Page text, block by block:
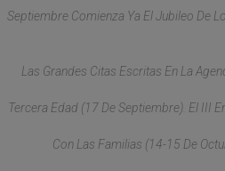
Septiembre Comienza Ya El Jubileo De
Las Grandes Citas Escritas En La
Tercera Edad (17 De Septiembre). El III
Con Las Familias (14-15 De